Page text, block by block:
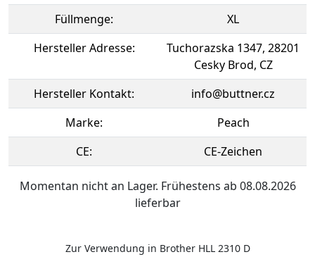
Füllmenge:
XL
Hersteller Adresse:
Tuchorazska 1347, 28201
Cesky Brod, CZ
Hersteller Kontakt:
info@buttner.cz
Marke:
Peach
CE:
CE-Zeichen
Momentan nicht an Lager. Frühestens ab 08.08.2026
lieferbar
Zur Verwendung in Brother HLL 2310 D